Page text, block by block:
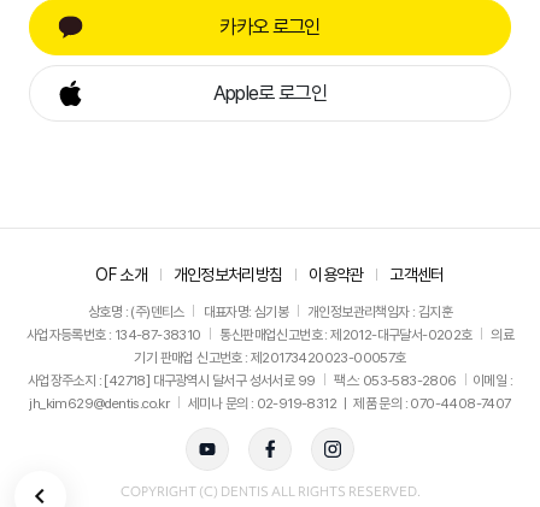
카카오 로그인
Apple로 로그인
OF 소개 개인정보처리방침 이용약관 고객센터
상호명 : (주)덴티스 대표자명: 심기봉
개인정보관리책임자 : 김지훈
사업자등록번호 : 134-87-38310
통신판매업신고번호 : 제2012-대구달서-0202호
의료
기기 판매업 신고번호 : 제20173420023-00057호
사업장주소지 : [42718] 대구광역시 달서구 성서서로 99
팩스: 053-583-2806
이메일 :
jh_kim629@dentis.co.kr
세미나 문의 : 02-919-8312 ㅣ 제품 문의 : 070-4408-7407
COPYRIGHT (C) DENTIS ALL RIGHTS RESERVED.